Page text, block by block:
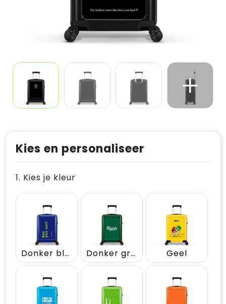
Kies en personaliseer
1. Kies je kleur
Donker blauw Donker groen Geel